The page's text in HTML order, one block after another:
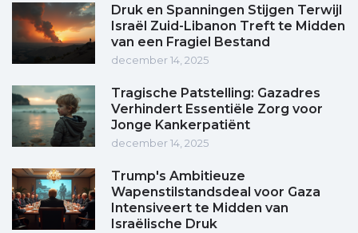
Druk en Spanningen Stijgen Terwijl
Israël Zuid-Libanon Treft te Midden
van een Fragiel Bestand
december 14, 2025
Tragische Patstelling: Gazadres
Verhindert Essentiële Zorg voor
Jonge Kankerpatiënt
december 14, 2025
Trump's Ambitieuze
Wapenstilstandsdeal voor Gaza
Intensiveert te Midden van
Israëlische Druk